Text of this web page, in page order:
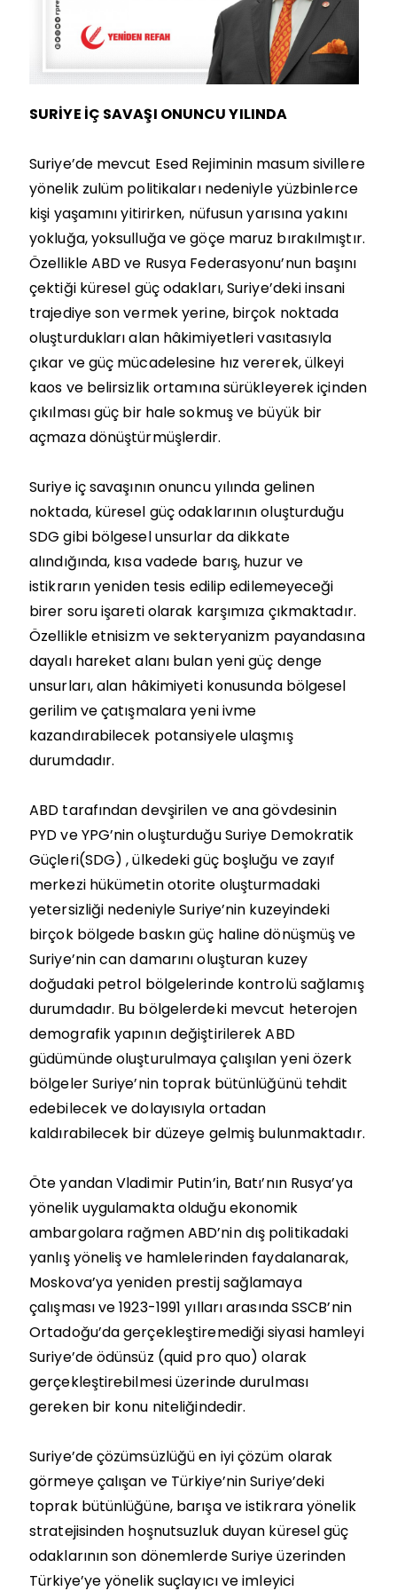
SURİYE İÇ SAVAŞI ONUNCU YILINDA
Suriye’de mevcut Esed Rejiminin masum sivillere
yönelik zulüm politikaları nedeniyle yüzbinlerce
kişi yaşamını yitirirken, nüfusun yarısına yakını
yokluğa, yoksulluğa ve göçe maruz bırakılmıştır.
Özellikle ABD ve Rusya Federasyonu’nun başını
çektiği küresel güç odakları, Suriye’deki insani
trajediye son vermek yerine, birçok noktada
oluşturdukları alan hâkimiyetleri vasıtasıyla
çıkar ve güç mücadelesine hız vererek, ülkeyi
kaos ve belirsizlik ortamına sürükleyerek içinden
çıkılması güç bir hale sokmuş ve büyük bir
açmaza dönüştürmüşlerdir.
Suriye iç savaşının onuncu yılında gelinen
noktada, küresel güç odaklarının oluşturduğu
SDG gibi bölgesel unsurlar da dikkate
alındığında, kısa vadede barış, huzur ve
istikrarın yeniden tesis edilip edilemeyeceği
birer soru işareti olarak karşımıza çıkmaktadır.
Özellikle etnisizm ve sekteryanizm payandasına
dayalı hareket alanı bulan yeni güç denge
unsurları, alan hâkimiyeti konusunda bölgesel
gerilim ve çatışmalara yeni ivme
kazandırabilecek potansiyele ulaşmış
durumdadır.
ABD tarafından devşirilen ve ana gövdesinin
PYD ve YPG’nin oluşturduğu Suriye Demokratik
Güçleri(SDG) , ülkedeki güç boşluğu ve zayıf
merkezi hükümetin otorite oluşturmadaki
yetersizliği nedeniyle Suriye’nin kuzeyindeki
birçok bölgede baskın güç haline dönüşmüş ve
Suriye’nin can damarını oluşturan kuzey
doğudaki petrol bölgelerinde kontrolü sağlamış
durumdadır. Bu bölgelerdeki mevcut heterojen
demografik yapının değiştirilerek ABD
güdümünde oluşturulmaya çalışılan yeni özerk
bölgeler Suriye’nin toprak bütünlüğünü tehdit
edebilecek ve dolayısıyla ortadan
kaldırabilecek bir düzeye gelmiş bulunmaktadır.
Öte yandan Vladimir Putin’in, Batı’nın Rusya’ya
yönelik uygulamakta olduğu ekonomik
ambargolara rağmen ABD’nin dış politikadaki
yanlış yöneliş ve hamlelerinden faydalanarak,
Moskova’ya yeniden prestij sağlamaya
çalışması ve 1923-1991 yılları arasında SSCB’nin
Ortadoğu’da gerçekleştiremediği siyasi hamleyi
Suriye’de ödünsüz (quid pro quo) olarak
gerçekleştirebilmesi üzerinde durulması
gereken bir konu niteliğindedir.
Suriye’de çözümsüzlüğü en iyi çözüm olarak
görmeye çalışan ve Türkiye’nin Suriye’deki
toprak bütünlüğüne, barışa ve istikrara yönelik
stratejisinden hoşnutsuzluk duyan küresel güç
odaklarının son dönemlerde Suriye üzerinden
Türkiye’ye yönelik suçlayıcı ve imleyici